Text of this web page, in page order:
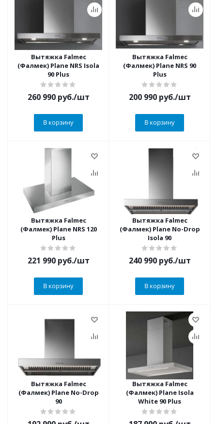
Вытяжка Falmec
(Фалмек) Plane NRS Isola
90 Plus
260 990руб./шт
В корзину
Вытяжка Falmec
(Фалмек) Plane NRS 90
Plus
200 990руб./шт
В корзину
Вытяжка Falmec
(Фалмек) Plane NRS 120
Plus
221 990руб./шт
В корзину
Вытяжка Falmec
(Фалмек) Plane No-Drop
Isola 90
240 990руб./шт
В корзину
Вытяжка Falmec
(Фалмек) Plane No-Drop
90
Вытяжка Falmec
(Фалмек) Plane Isola
White 90 Plus